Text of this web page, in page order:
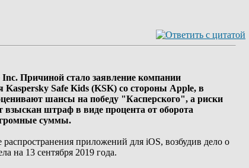
Причиной стало заявление компании
Safe Kids (KSK) со стороны Apple, в
шансы на победу "Касперского", а риски
взыскан штраф в виде процента от оборота
суммы.
приложений для iOS, возбудив дело о
на 13 сентября 2019 года.